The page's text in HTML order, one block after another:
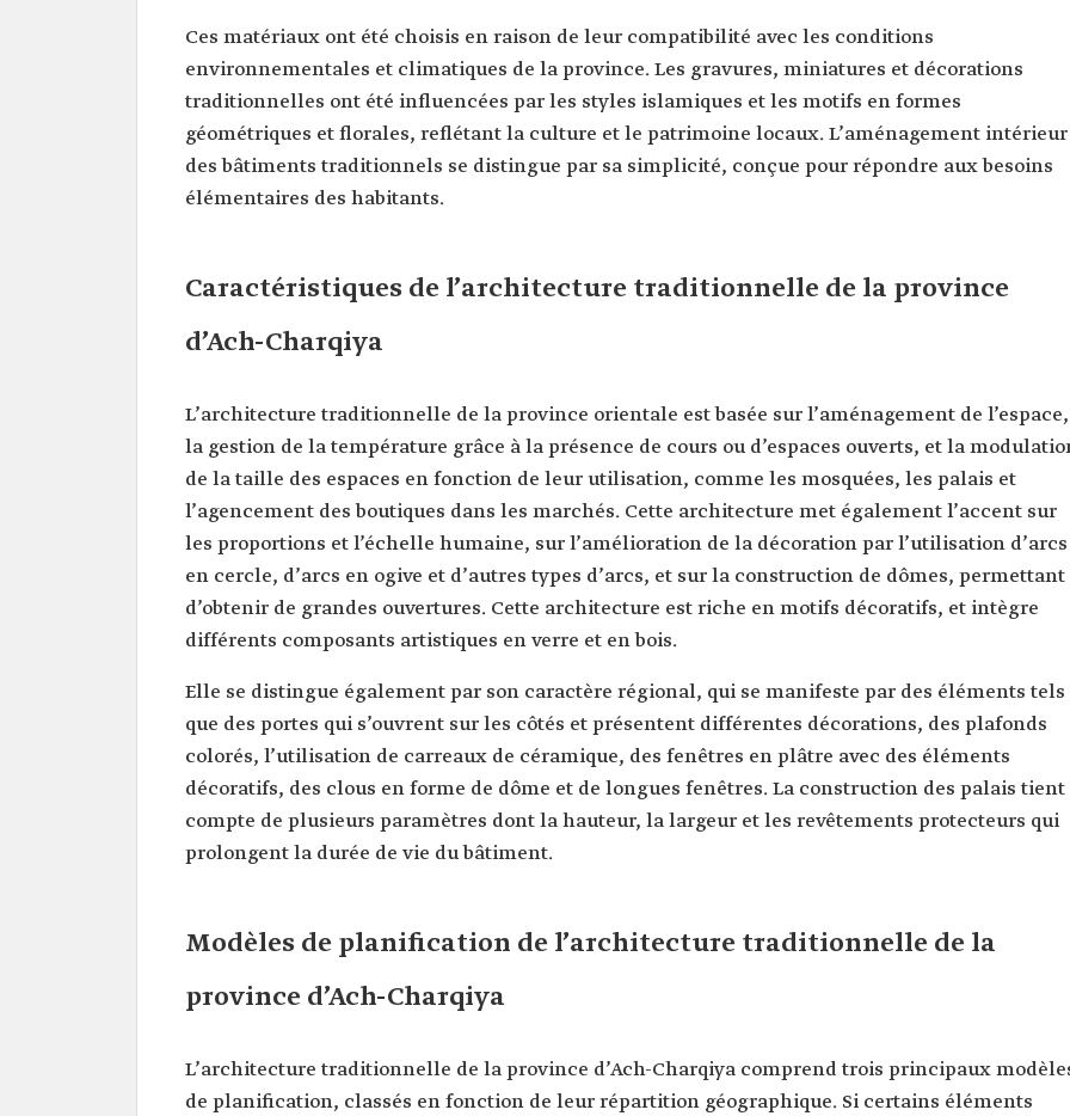
Ces matériaux ont été choisis en raison de leur compatibilité avec les conditions
environnementales et climatiques de la province. Les gravures, miniatures et décorations
traditionnelles ont été influencées par les styles islamiques et les motifs en formes
géométriques et florales, reflétant la culture et le patrimoine locaux. L’aménagement intérieur
des bâtiments traditionnels se distingue par sa simplicité, conçue pour répondre aux besoins
élémentaires des habitants.
Caractéristiques de l’architecture traditionnelle de la province
d’Ach-Charqiya
L’architecture traditionnelle de la province orientale est basée sur l’aménagement de l’espace,
la gestion de la température grâce à la présence de cours ou d’espaces ouverts, et la
de la taille des espaces en fonction de leur utilisation, comme les mosquées, les palais et
l’agencement des boutiques dans les marchés. Cette architecture met également l’accent sur
les proportions et l’échelle humaine, sur l’amélioration de la décoration par l’utilisation d’arcs
en cercle, d’arcs en ogive et d’autres types d’arcs, et sur la construction de dômes, permettant
d’obtenir de grandes ouvertures. Cette architecture est riche en motifs décoratifs, et intègre
différents composants artistiques en verre et en bois.
Elle se distingue également par son caractère régional, qui se manifeste par des éléments tels
que des portes qui s’ouvrent sur les côtés et présentent différentes décorations, des plafonds
colorés, l’utilisation de carreaux de céramique, des fenêtres en plâtre avec des éléments
décoratifs, des clous en forme de dôme et de longues fenêtres. La construction des palais tient
compte de plusieurs paramètres dont la hauteur, la largeur et les revêtements protecteurs qui
prolongent la durée de vie du bâtiment.
Modèles de planification de l’architecture traditionnelle de la
province d’Ach-Charqiya
L’architecture traditionnelle de la province d’Ach-Charqiya comprend trois principaux
de planification, classés en fonction de leur répartition géographique. Si certains éléments